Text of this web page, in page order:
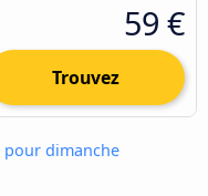
59 €
Trouvez
dimanche